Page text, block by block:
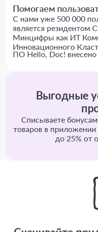
Помогаем
С нами уже 500 000
является резидентом
Минцифры как ИТ
Инновационного
ПО Hello, Doc!
Выгодные
Списываете
товаров в
до 25% от